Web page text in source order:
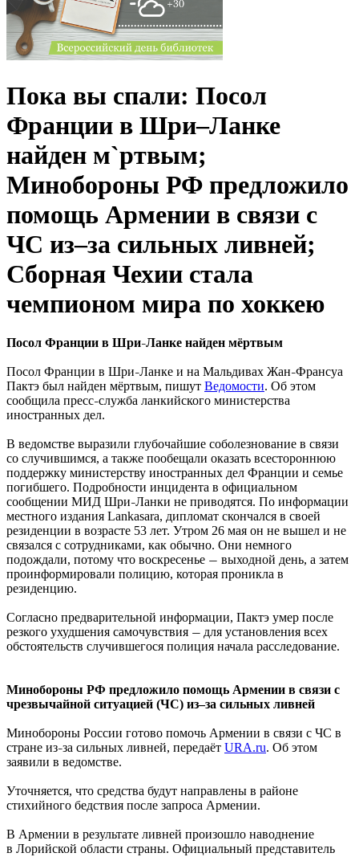
Пока вы спали: Посол
Франции в Шри–Ланке
найден м`ртвым;
Минобороны РФ предложило
помощь Армении в связи с
ЧС из–за сильных ливней;
Сборная Чехии стала
чемпионом мира по хоккею
Посол Франции в Шри–Ланке найден мёртвым
Посол Франции в Шри–Ланке и на Мальдивах Жан–Франсуа
Пактэ был найден мёртвым, пишут Ведомости. Об этом
сообщила пресс–служба ланкийского министерства
иностранных дел.
В ведомстве выразили глубочайшие соболезнование в связи
со случившимся, а также пообещали оказать всестороннюю
поддержку министерству иностранных дел Франции и семье
погибшего. Подробности инцидента в официальном
сообщении МИД Шри–Ланки не приводятся. По информации
местного издания Lankasara, дипломат скончался в своей
резиденции в возрасте 53 лет. Утром 26 мая он не вышел и не
связался с сотрудниками, как обычно. Они немного
подождали, потому что воскресенье — выходной день, а затем
проинформировали полицию, которая проникла в
резиденцию.
Согласно предварительной информации, Пактэ умер после
резкого ухудшения самочувствия — для установления всех
обстоятельств случившегося полиция начала расследование.
Минобороны РФ предложило помощь Армении в связи с
чрезвычайной ситуацией (ЧС) из–за сильных ливней
Минобороны России готово помочь Армении в связи с ЧС в
стране из–за сильных ливней, передаёт URA.ru. Об этом
заявили в ведомстве.
Уточняется, что средства будут направлены в районе
стихийного бедствия после запроса Армении.
В Армении в результате ливней произошло наводнение
в Лорийской области страны. Официальный представитель